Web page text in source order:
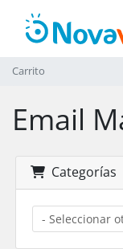
Carrito
Email
Categorías